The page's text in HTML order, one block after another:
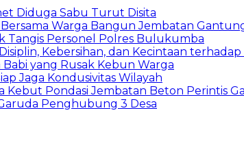
Diduga Sabu Turut Disita
Warga Bangun Jembatan
Tangis Personel Polres Bulukumba
Kebersihan, dan Kecintaan terhadap
yang Rusak Kebun Warga
Jaga Kondusivitas Wilayah
Pondasi Jembatan Beton Perintis
Penghubung 3 Desa